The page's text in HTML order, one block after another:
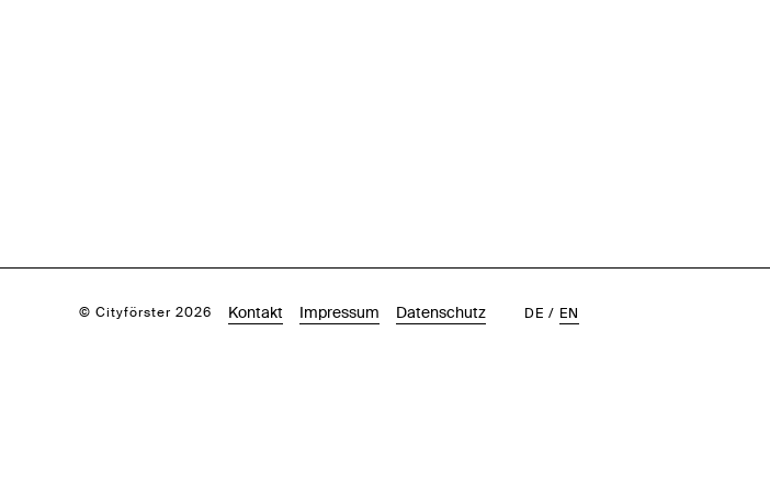
© Cityförster 2026 Kontakt Impressum Datenschutz DE / EN